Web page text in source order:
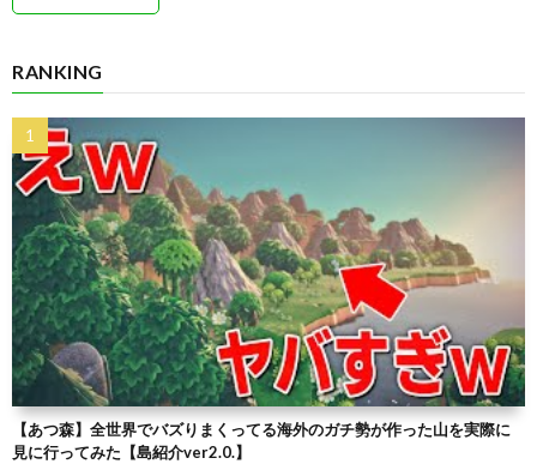
RANKING
【あつ森】全世界でバズりまくってる海外のガチ勢が作った山を実際に
見に行ってみた【島紹介ver2.0.】